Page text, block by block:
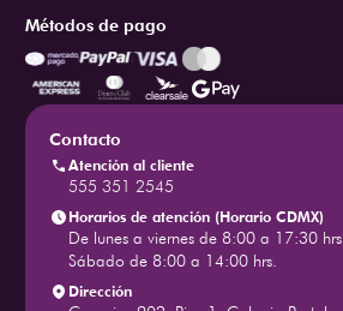
Métodos de pago
Contacto
Atención al cliente
555 351 2545
Horarios de atención (Horario CDMX)
De lunes a viernes de 8:00 a 17:30 hrs.
Sábado de 8:00 a 14:00 hrs.
Dirección